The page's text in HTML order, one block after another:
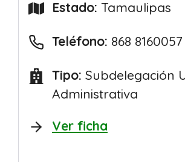
Estado: Tamaulipas
Teléfono: 868 8160057
Tipo: Subdelegación
Administrativa
Ver ficha